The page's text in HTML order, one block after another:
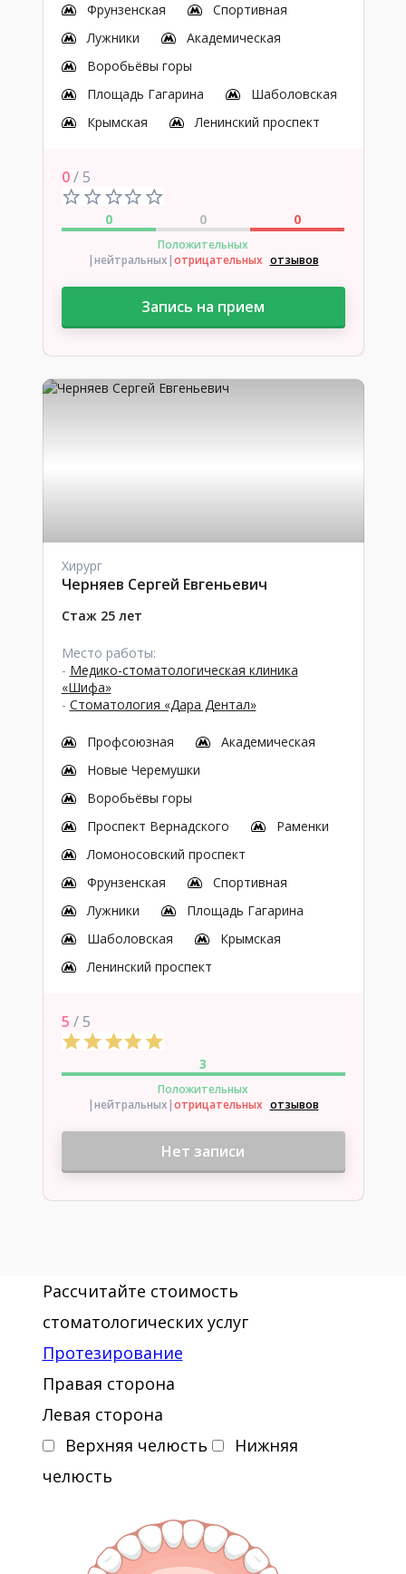
Фрунзенская
Спортивная
Лужники
Академическая
Воробьёвы горы
Площадь Гагарина
Шаболовская
Крымская
Ленинский проспект
0/ 5
0 0 0
Положительных
|нейтральных|отрицательных отзывов
Запись на прием
Хирург
Черняев Сергей Евгеньевич
Стаж 25 лет
Место работы:
- Медико-стоматологическая клиника
«Шифа»
- Стоматология «Дара Дентал»
Профсоюзная
Академическая
Новые Черемушки
Воробьёвы горы
Проспект Вернадского
Раменки
Ломоносовский проспект
Фрунзенская
Спортивная
Лужники
Площадь Гагарина
Шаболовская
Крымская
Ленинский проспект
5 / 5
3
Положительных
|нейтральных|отрицательных отзывов
Нет записи
Рассчитайте стоимость
стоматологических услуг
Протезирование
Правая сторона
Левая сторона
Верхняя челюсть
Нижняя
челюсть